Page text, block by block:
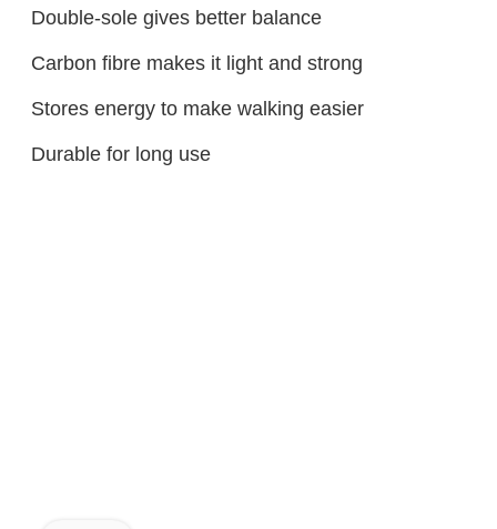
Double-sole gives better balance
Carbon fibre makes it light and strong
Stores energy to make walking easier
Durable for long use